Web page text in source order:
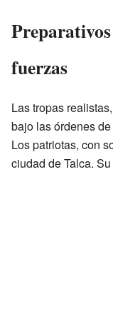
fuerzas
Las tropas
bajo las órdenes de
Los patriotas, con
ciudad de Talca.